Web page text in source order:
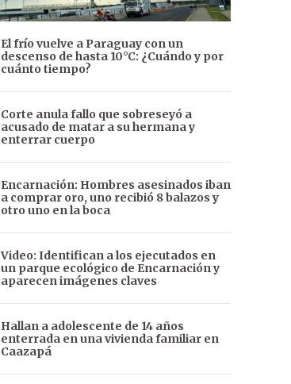
El frío vuelve a Paraguay con un
descenso de hasta 10°C: ¿Cuándo y por
cuánto tiempo?
Corte anula fallo que sobreseyó a
acusado de matar a su hermana y
enterrar cuerpo
Encarnación: Hombres asesinados iban
a comprar oro, uno recibió 8 balazos y
otro uno en la boca
Video: Identifican a los ejecutados en
un parque ecológico de Encarnación y
aparecen imágenes claves
Hallan a adolescente de 14 años
enterrada en una vivienda familiar en
Caazapá